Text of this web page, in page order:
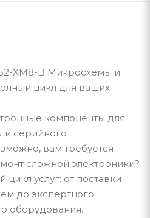
XM8-B Микросхемы и
цикл для ваших
компоненты для
серийного
вам требуется
сложной электроники?
услуг: от поставки
до экспертного
оборудования.